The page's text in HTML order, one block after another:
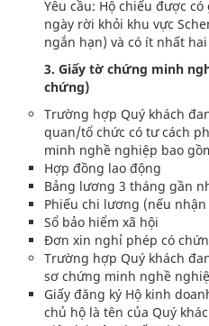
Yêu cầu: Hộ chiếu được
ngày rời khỏi khu vực
ngắn hạn) và có ít nhất
3. Giấy tờ chứng minh
chứng)
Trường hợp Quý khách
quan/tổ chức có tư cách
minh nghề nghiệp bao
Hợp đồng lao động
Bảng lương 3 tháng gần
Phiếu chi lương (nếu
Sổ bảo hiểm xã hội
Đơn xin nghỉ phép có
Trường hợp Quý khách
sơ chứng minh nghề
Giấy đăng ký Hộ kinh
chủ hộ là tên của Quý